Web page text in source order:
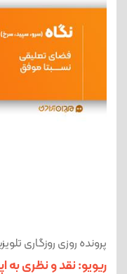
پرونده روزی روزگاری
ریویو: نقد و نظری به